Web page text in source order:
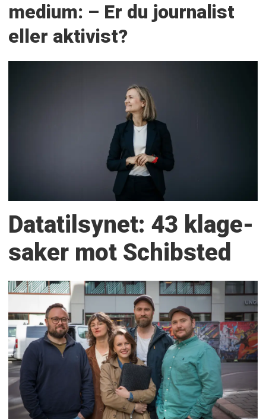
medium: – Er du journalist
eller aktivist?
Datatilsynet: 43 klage­
saker mot Schibsted